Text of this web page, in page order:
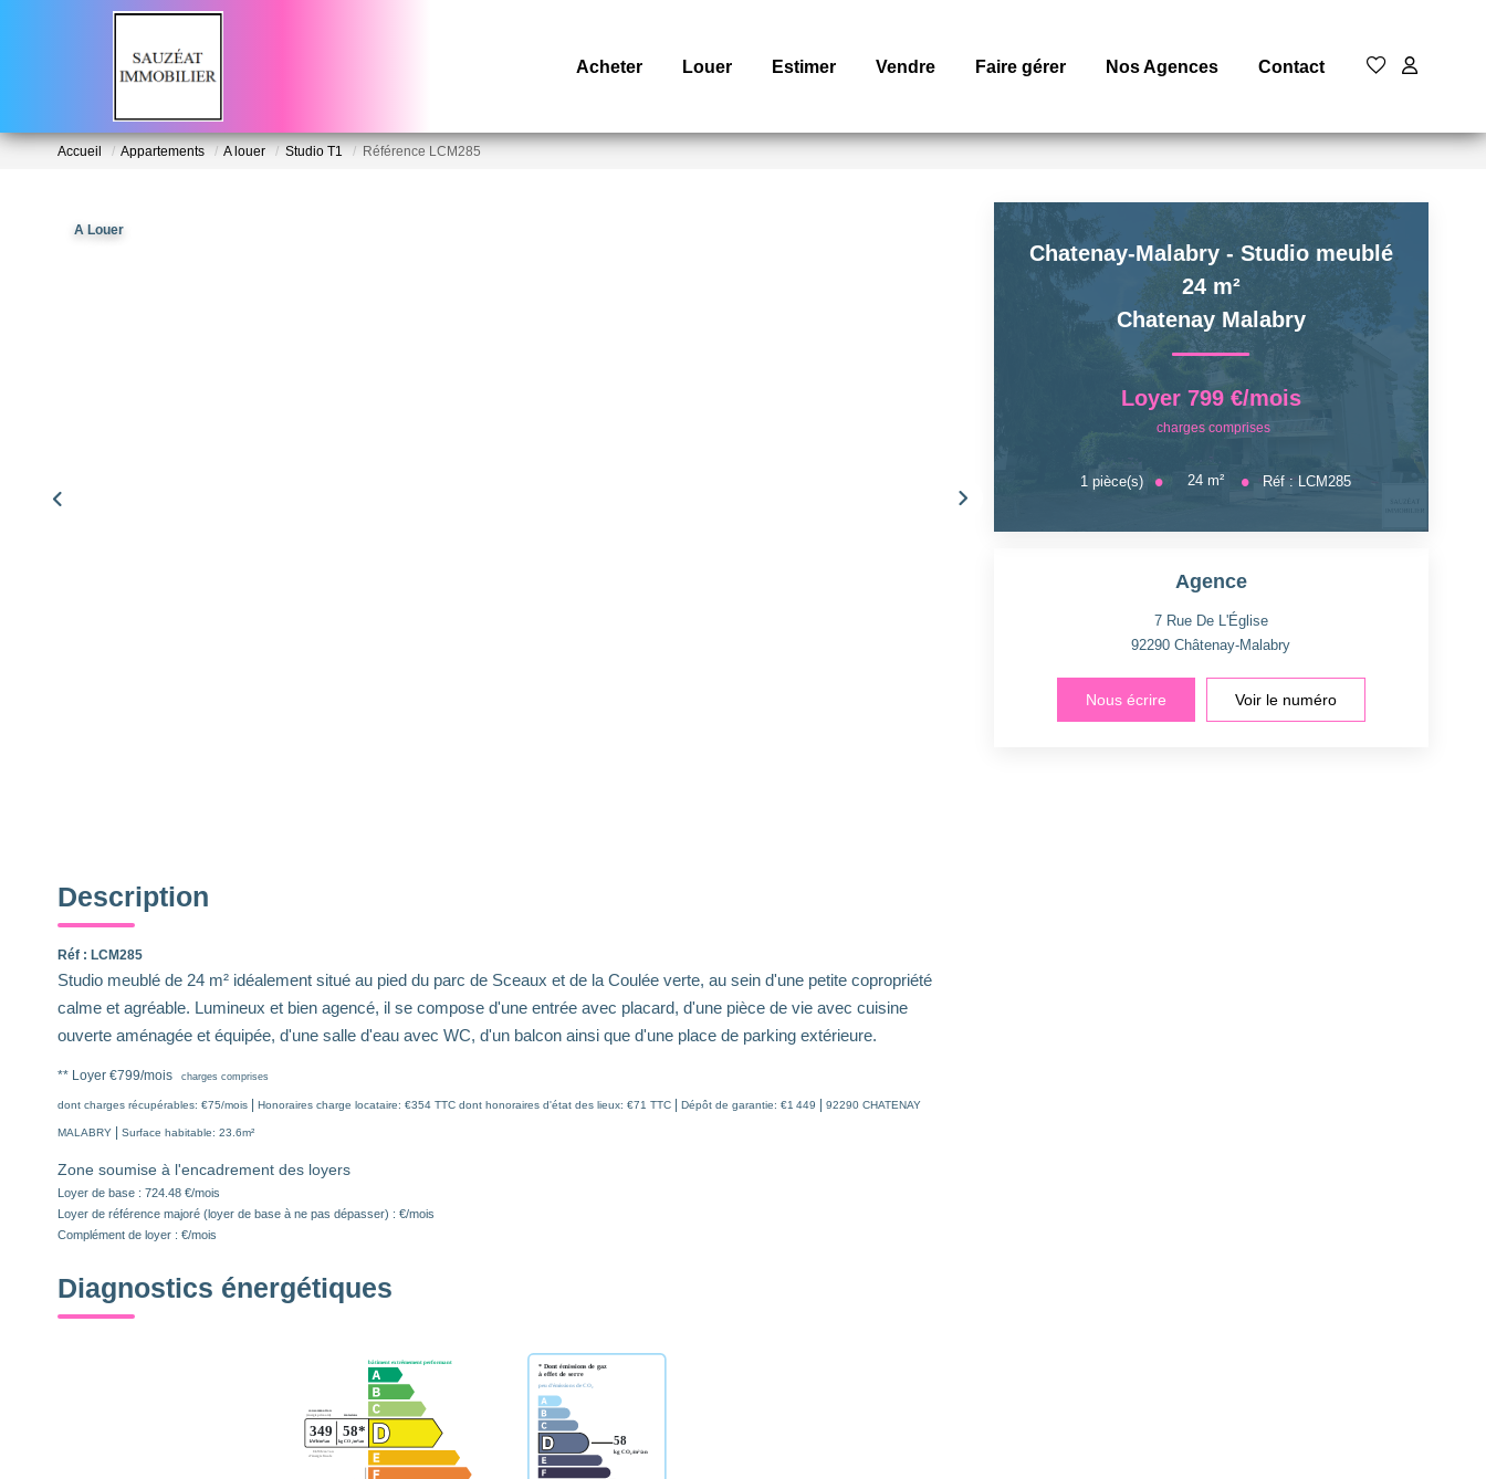
Acheter Louer Estimer Vendre Faire gérer Nos Agences Contact
Accueil Appartements A louer Studio T1 Référence LCM285
A Louer
Description
Réf : LCM285
Studio meublé de 24 m² idéalement situé au pied du parc de Sceaux et de la Coulée verte, au sein d'une petite copropriété
calme et agréable. Lumineux et bien agencé, il se compose d'une entrée avec placard, d'une pièce de vie avec cuisine
ouverte aménagée et équipée, d'une salle d'eau avec WC, d'un balcon ainsi que d'une place de parking extérieure.
** Loyer €799/mois charges comprises
dont charges récupérables: €75/mois Honoraires charge locataire: €354 TTC dont honoraires d'état des lieux: €71 TTC Dépôt de garantie: €1 449 92290 CHATENAY
MALABRY Surface habitable: 23.6m²
Zone soumise à l'encadrement des loyers
Loyer de base : 724.48 €/mois
Loyer de référence majoré (loyer de base à ne pas dépasser) : €/mois
Complément de loyer : €/mois
Diagnostics énergétiques
Chatenay-Malabry - Studio meublé
24 m²
Chatenay Malabry
Loyer 799 €/mois
charges comprises
1 pièce(s) 24 m² Réf : LCM285
Agence
7 Rue De L'Église
92290Châtenay-Malabry
Nous écrire Voir le numéro